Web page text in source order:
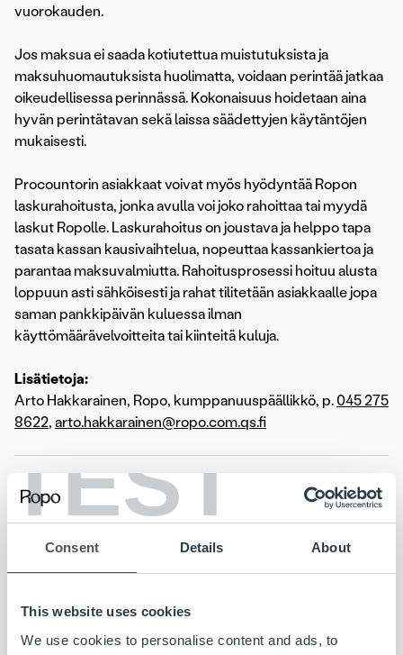
TEST
Consent Details About
This website uses cookies
We use cookies to personalise content and ads, to
vuorokauden.
Jos maksua ei saada kotiutettua muistutuksista ja
maksuhuomautuksista huolimatta, voidaan perintää jatkaa
oikeudellisessa perinnässä. Kokonaisuus hoidetaan aina
hyvän perintätavan sekä laissa säädettyjen käytäntöjen
mukaisesti.
Procountorin asiakkaat voivat myös hyödyntää Ropon
laskurahoitusta, jonka avulla voi joko rahoittaa tai myydä
laskut Ropolle. Laskurahoitus on joustava ja helppo tapa
tasata kassan kausivaihtelua, nopeuttaa kassankiertoa ja
parantaa maksuvalmiutta. Rahoitusprosessi hoituu alusta
loppuun asti sähköisesti ja rahat tilitetään asiakkaalle jopa
saman pankkipäivän kuluessa ilman
käyttömäärävelvoitteita tai kiinteitä kuluja.
Lisätietoja:
Arto Hakkarainen, Ropo, kumppanuuspäällikkö, p. 045 275
8622, arto.hakkarainen@ropo.com.qs.fi
on pohjoismainen markkinajohtaja ja edelläkävijä
laskutusteknologiassa. Yhtenäistämme ja
virtaviivaistamme kaikki laskutusprosessit alusta loppuun
tarjoten saumattomat prosessit, paremman
perustuva alusta ja ainutlaatuinen palvelu, johon luottaa yli
10 000 yritystä Suomessa, Ruotsissa ja Norjassa.